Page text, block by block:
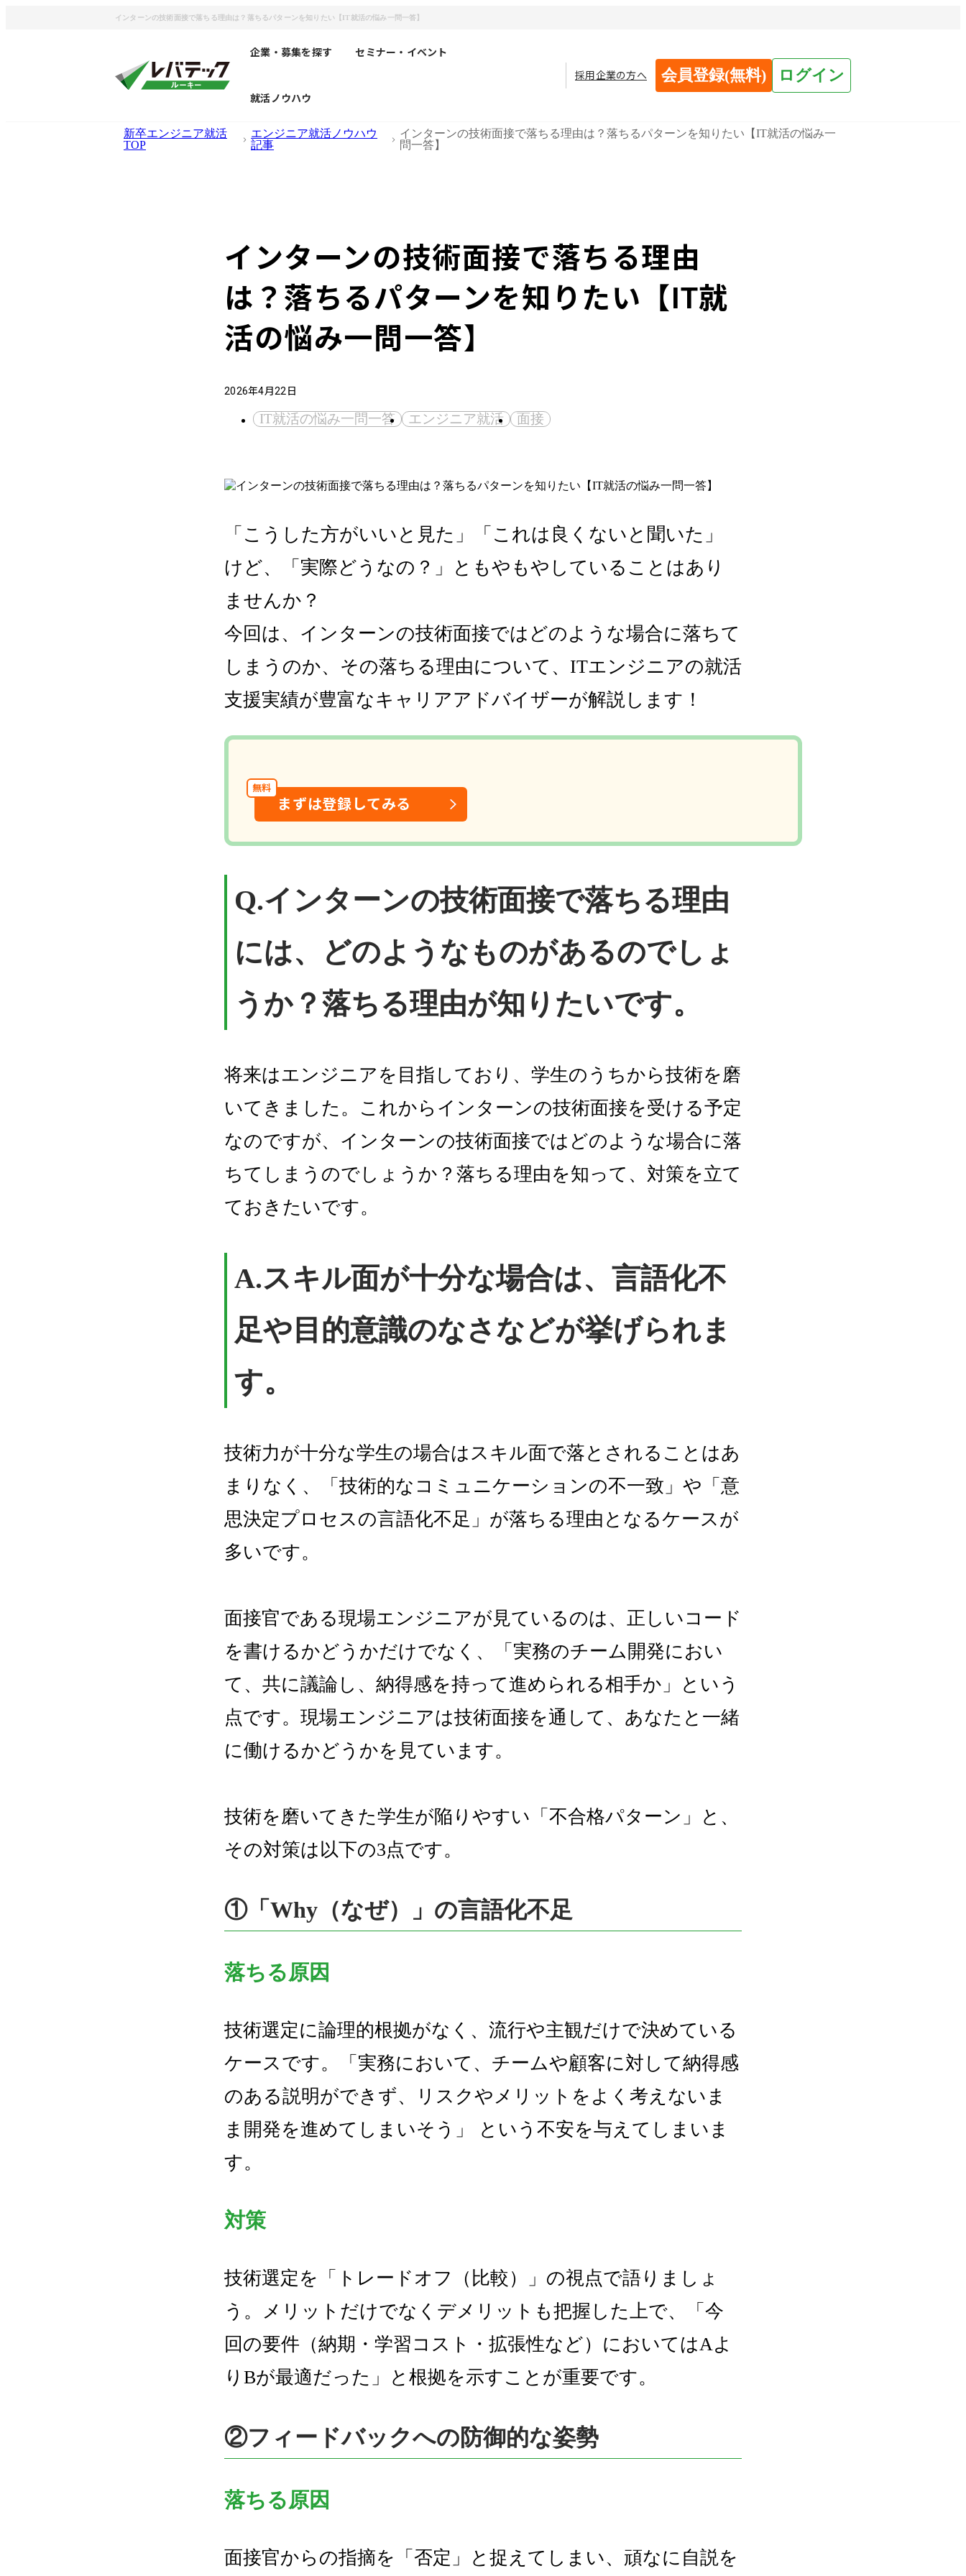
インターンの技術面接で落ちる理由は？落ちるパターンを知りたい【IT就活の悩み一問一答】
企業・募集を探す セミナー・イベント
就活ノウハウ
採用企業の方へ 会員登録(無料) ログイン
新卒エンジニア就活
TOP
エンジニア就活ノウハウ
記事
インターンの技術面接で落ちる理由は？落ちるパターンを知りたい【IT就活の悩み一
問一答】
インターンの技術面接で落ちる理由
は？落ちるパターンを知りたい【IT就
活の悩み一問一答】
2026年4月22日
IT就活の悩み一問一答 エンジニア就活 面接
「こうした方がいいと見た」「これは良くないと聞いた」
けど、「実際どうなの？」ともやもやしていることはあり
ませんか？
今回は、インターンの技術面接ではどのような場合に落ちて
しまうのか、その落ちる理由について、ITエンジニアの就活
支援実績が豊富なキャリアアドバイザーが解説します！
無料
まずは登録してみる
Q.インターンの技術面接で落ちる理由
には、どのようなものがあるのでしょ
うか？落ちる理由が知りたいです。
将来はエンジニアを目指しており、学生のうちから技術を磨
いてきました。これからインターンの技術面接を受ける予定
なのですが、インターンの技術面接ではどのような場合に落
ちてしまうのでしょうか？落ちる理由を知って、対策を立て
ておきたいです。
A.スキル面が十分な場合は、言語化不
足や目的意識のなさなどが挙げられま
す。
技術力が十分な学生の場合はスキル面で落とされることはあ
まりなく、「技術的なコミュニケーションの不一致」や「意
思決定プロセスの言語化不足」が落ちる理由となるケースが
多いです。
面接官である現場エンジニアが見ているのは、正しいコード
を書けるかどうかだけでなく、「実務のチーム開発におい
て、共に議論し、納得感を持って進められる相手か」という
点です。現場エンジニアは技術面接を通して、あなたと一緒
に働けるかどうかを見ています。
技術を磨いてきた学生が陥りやすい「不合格パターン」と、
その対策は以下の3点です。
①「Why（なぜ）」の言語化不足
落ちる原因
技術選定に論理的根拠がなく、流行や主観だけで決めている
ケースです。「実務において、チームや顧客に対して納得感
のある説明ができず、リスクやメリットをよく考えないま
ま開発を進めてしまいそう」 という不安を与えてしまいま
す。
対策
技術選定を「トレードオフ（比較）」の視点で語りましょ
う。メリットだけでなくデメリットも把握した上で、「今
回の要件（納期・学習コスト・拡張性など）においてはAよ
りBが最適だった」と根拠を示すことが重要です。
②フィードバックへの防御的な姿勢
落ちる原因
面接官からの指摘を「否定」と捉えてしまい、頑なに自説を